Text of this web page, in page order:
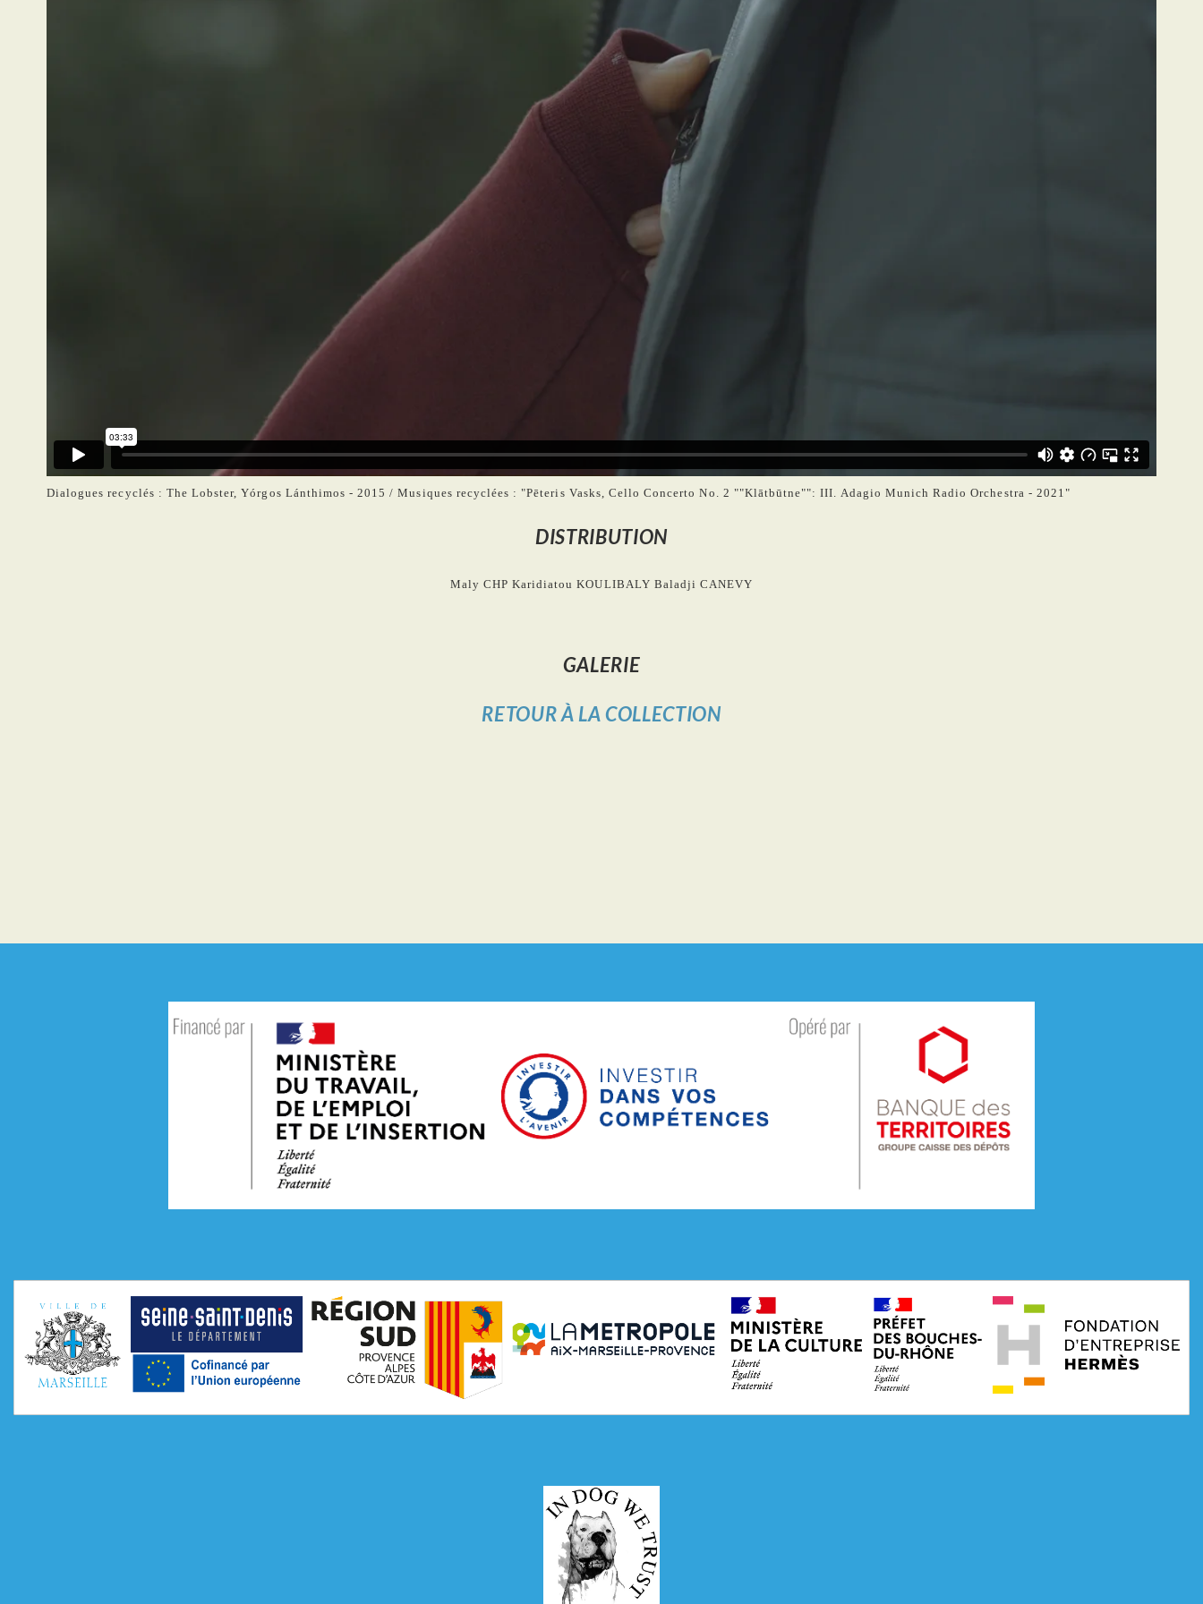
Dialogues recyclés : The Lobster, Yórgos Lánthimos - 2015 / Musiques recyclées : "Pēteris Vasks, Cello Concerto No. 2 ""Klātbūtne"": III. Adagio Munich Radio Orchestra - 2021"
DISTRIBUTION
Maly CHP Karidiatou KOULIBALY Baladji CANEVY
GALERIE
RETOUR À LA COLLECTION